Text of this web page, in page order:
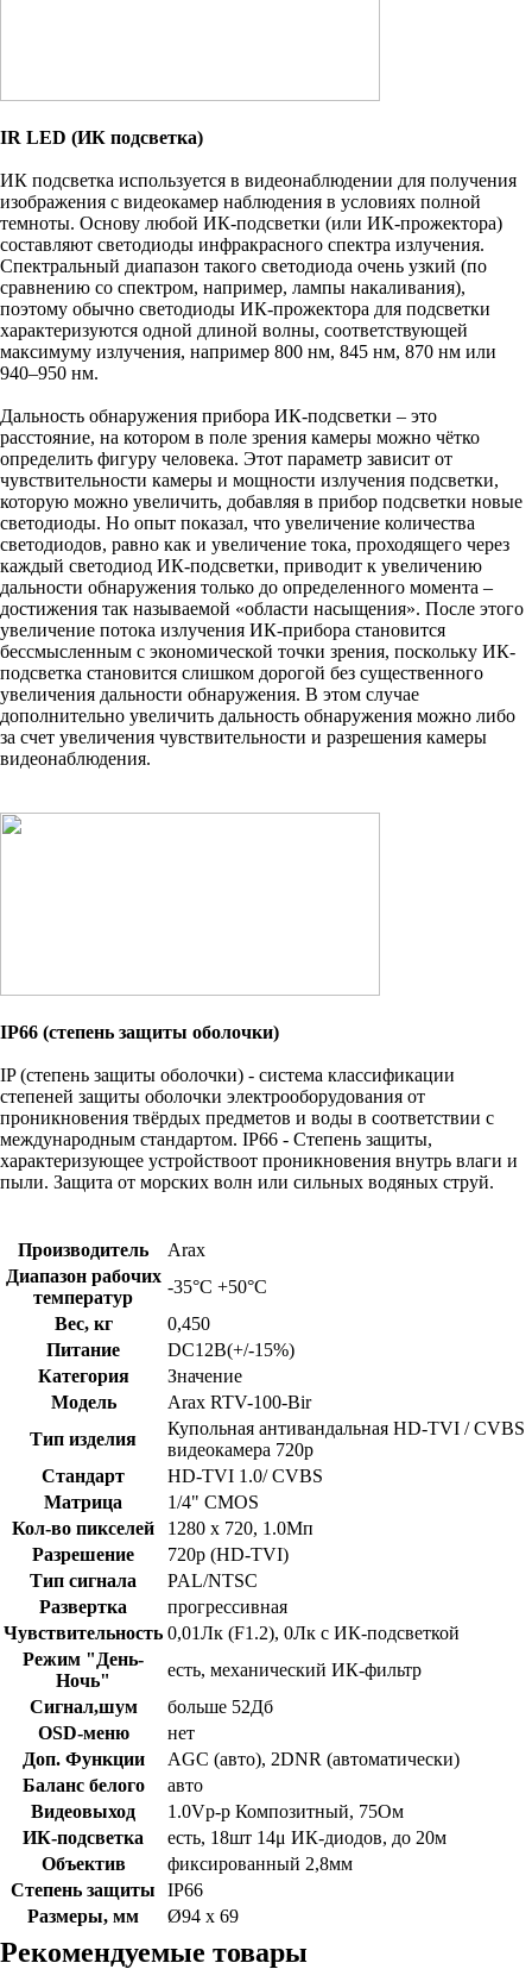
IR LED (ИК подсветка)
ИК подсветка используется в видеонаблюдении для получения
изображения с видеокамер наблюдения в условиях полной
темноты. Основу любой ИК-подсветки (или ИК-прожектора)
составляют светодиоды инфракрасного спектра излучения.
Спектральный диапазон такого светодиода очень узкий (по
сравнению со спектром, например, лампы накаливания),
поэтому обычно светодиоды ИК-прожектора для подсветки
характеризуются одной длиной волны, соответствующей
максимуму излучения, например 800 нм, 845 нм, 870 нм или
940–950 нм.
Дальность обнаружения прибора ИК-подсветки – это
расстояние, на котором в поле зрения камеры можно чётко
определить фигуру человека. Этот параметр зависит от
чувствительности камеры и мощности излучения подсветки,
которую можно увеличить, добавляя в прибор подсветки новые
светодиоды. Но опыт показал, что увеличение количества
светодиодов, равно как и увеличение тока, проходящего через
каждый светодиод ИК-подсветки, приводит к увеличению
дальности обнаружения только до определенного момента –
достижения так называемой «области насыщения». После этого
увеличение потока излучения ИК-прибора становится
бессмысленным с экономической точки зрения, поскольку ИК-
подсветка становится слишком дорогой без существенного
увеличения дальности обнаружения. В этом случае
дополнительно увеличить дальность обнаружения можно либо
за счет увеличения чувствительности и разрешения камеры
видеонаблюдения.
IP66 (степень защиты оболочки)
IP (степень защиты оболочки) - система классификации
степеней защиты оболочки электрооборудования от
проникновения твёрдых предметов и воды в соответствии с
международным стандартом. IP66 - Степень защиты,
характеризующее устройствоот проникновения внутрь влаги и
пыли. Защита от морских волн или сильных водяных струй.
Производитель
Arax
Диапазон рабочих
температур
-35°С +50°С
Вес, кг
0,450
Питание
DC12В(+/-15%)
Категория
Значение
Модель
Arax RTV-100-Bir
Тип изделия
Купольная антивандальная HD-TVI / CVBS
видеокамера 720p
Стандарт
HD-TVI 1.0/ CVBS
Матрица
1/4" CMOS
Кол-во пикселей
1280 х 720, 1.0Мп
Разрешение
720p (HD-TVI)
Тип сигнала
PAL/NTSC
Развертка
прогрессивная
Чувствительность 0,01Лк (F1.2), 0Лк с ИК-подсветкой
Режим "День-
Ночь"
есть, механический ИК-фильтр
Сигнал,шум
больше 52Дб
OSD-меню
нет
Доп. Функции
AGC (авто), 2DNR (автоматически)
Баланс белого
авто
Видеовыход
1.0Vp-p Композитный, 75Ом
ИК-подсветка
есть, 18шт 14μ ИК-диодов, до 20м
Объектив
фиксированный 2,8мм
Степень защиты
IP66
Размеры, мм
Ø94 x 69
Рекомендуемые товары